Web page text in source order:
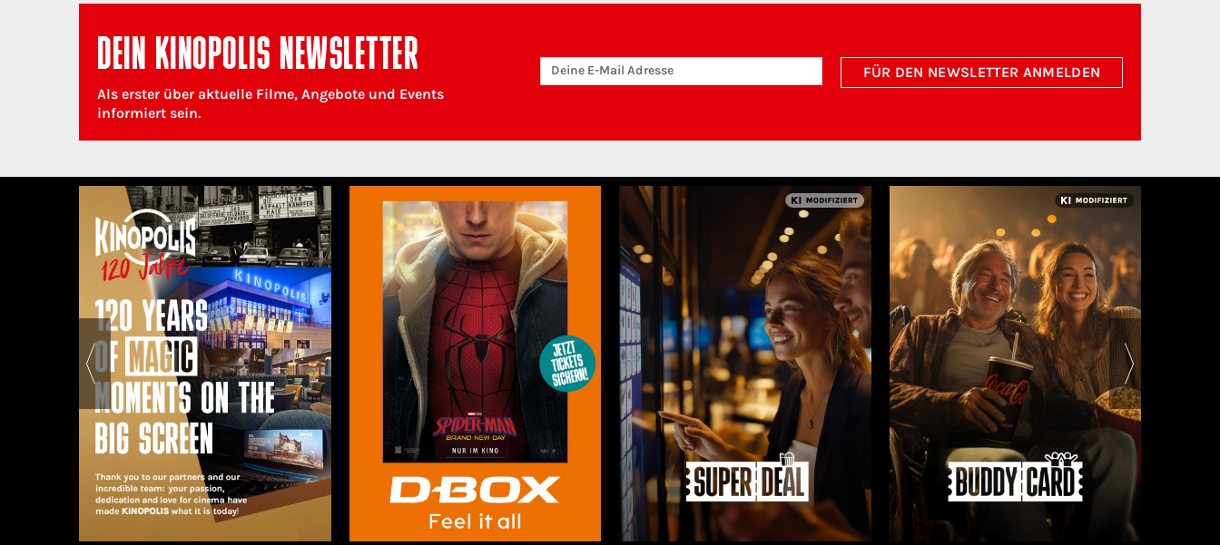
DEIN KINOPOLIS NEWSLETTER
Als erster über aktuelle Filme, Angebote und Events
informiert sein.
FÜR DEN NEWSLETTER ANMELDEN